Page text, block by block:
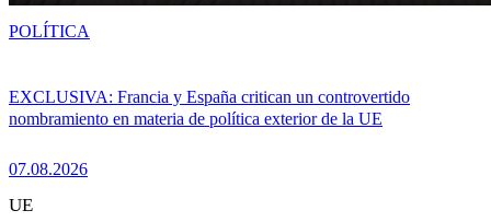
EXCLUSIVA: Francia y España critican un controvertido
nombramiento en materia de política exterior de la UE
07.08.2026
POLÍTICA
UE